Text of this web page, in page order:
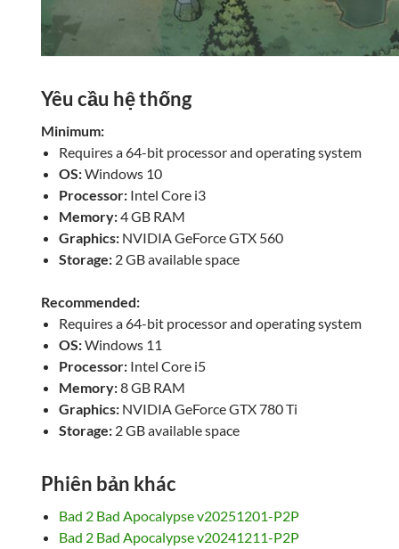
Yêu cầu hệ thống
Minimum:
Requires a 64-bit processor and operating system
OS:Windows 10
Processor: Intel Core i3
Memory:4 GB RAM
Graphics: NVIDIA GeForce GTX 560
Storage: 2 GB available space
Recommended:
Requires a 64-bit processor and operating system
OS:Windows 11
Processor: Intel Core i5
Memory:8 GB RAM
Graphics: NVIDIA GeForce GTX 780 Ti
Storage: 2 GB available space
Phiên bản khác
Bad 2 Bad Apocalypse v20251201-P2P
Bad 2 Bad Apocalypse v20241211-P2P